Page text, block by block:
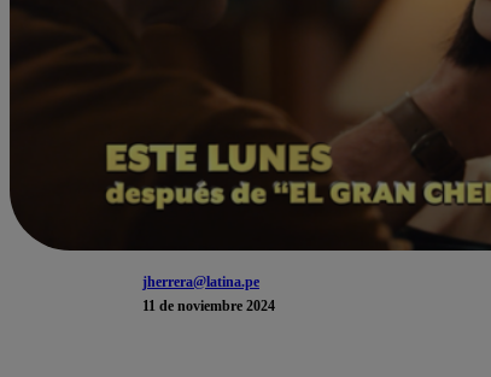
jherrera@latina.pe
11 de noviembre 2024